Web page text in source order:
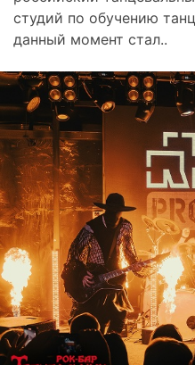
студий по обучению
данный момент стал..